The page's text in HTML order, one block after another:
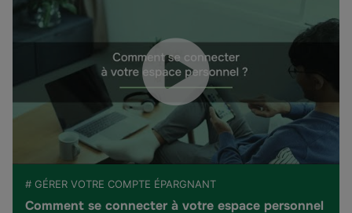
# GÉRER VOTRE COMPTE ÉPARGNANT
Comment se connecter à votre espace personnel